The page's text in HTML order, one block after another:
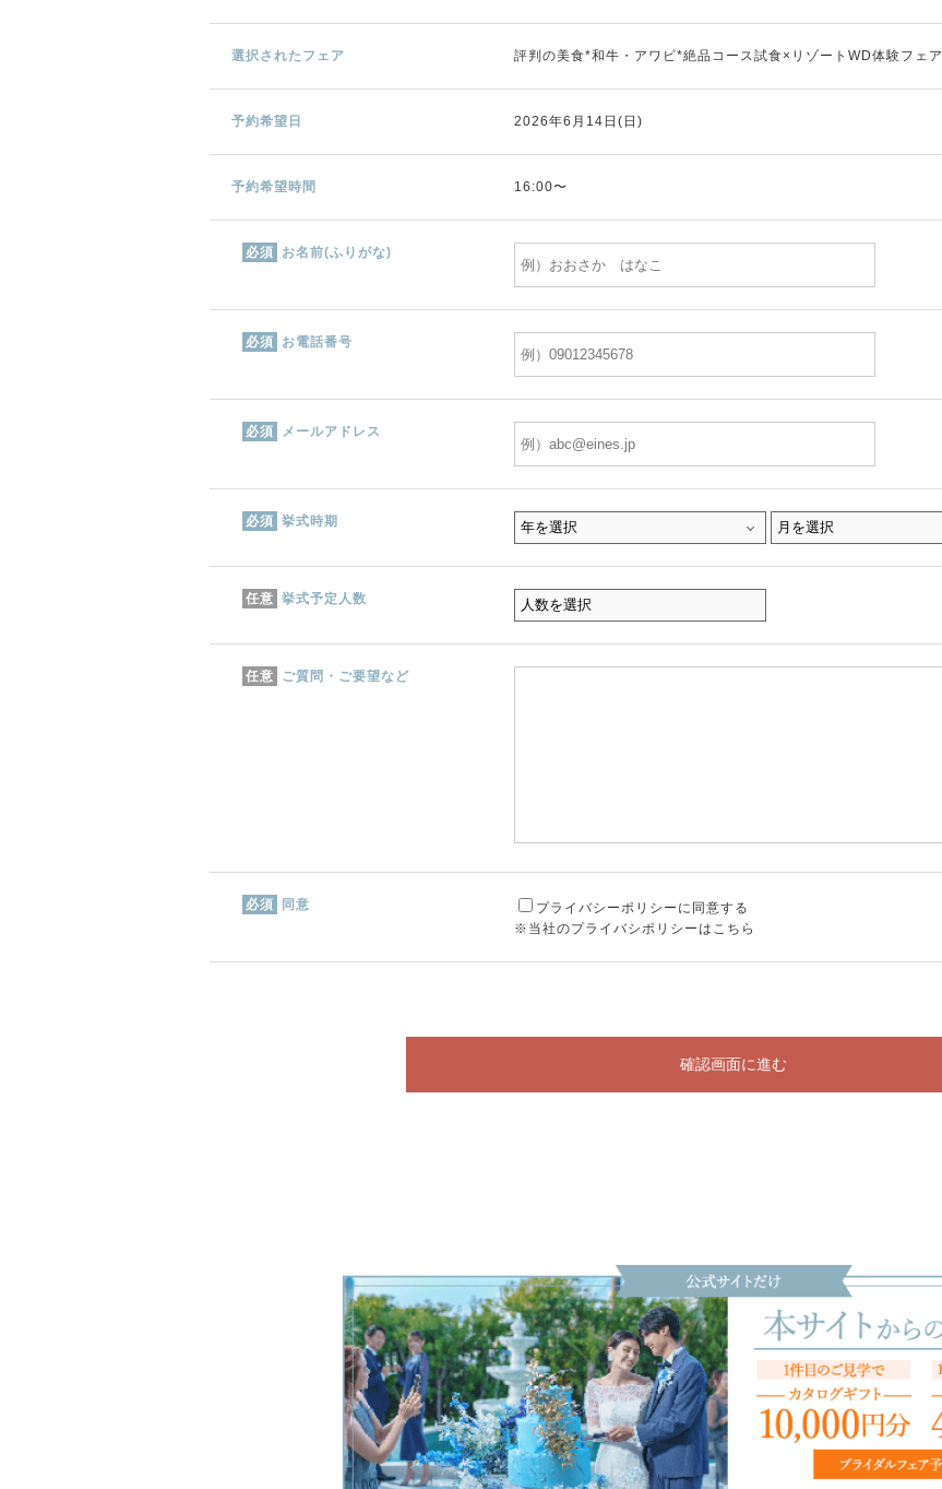
選択されたフェア 評判の美食*和牛・アワビ*絶品コース試食×リゾートWD体験フェア
予約希望日 2026年6月14日(日)
予約希望時間 16:00〜
必須 お名前(ふりがな)
必須 お電話番号
必須 メールアドレス
必須 挙式時期
任意 挙式予定人数
任意 ご質問・ご要望など
必須 同意
プライバシーポリシーに同意する
※当社のプライバシポリシーはこちら
確認画面に進む